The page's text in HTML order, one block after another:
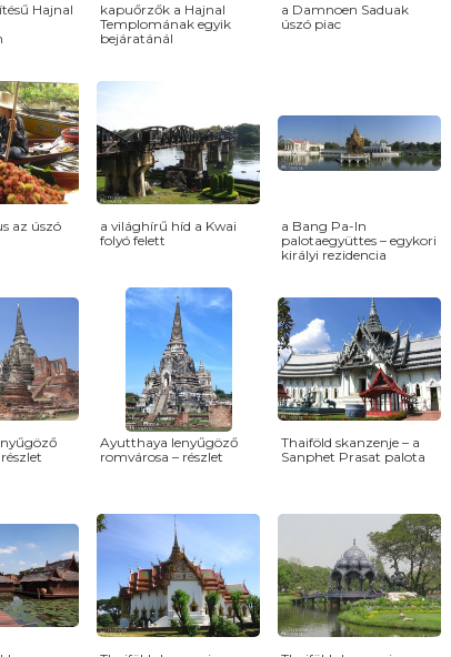
Hajnal
kapuőrzők a Hajnal
Templomának egyik
bejáratánál
a Damnoen Saduak
úszó piac
az úszó
a világhírű híd a Kwai
folyó felett
a Bang Pa-In
palotaegyüttes – egykori
királyi rezidencia
Ayutthaya lenyűgöző
romvárosa – részlet
Thaiföld skanzenje – a
Sanphet Prasat palota